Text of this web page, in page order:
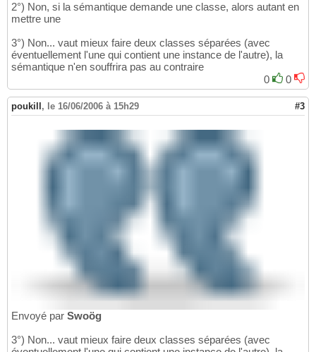
2°) Non, si la sémantique demande une classe, alors autant en
mettre une
3°) Non... vaut mieux faire deux classes séparées (avec
éventuellement l'une qui contient une instance de l'autre), la
sémantique n'en souffrira pas au contraire
0
0
poukill , le 16/06/2006 à 15h29 #3
Envoyé par Swoög
3°) Non... vaut mieux faire deux classes séparées (avec